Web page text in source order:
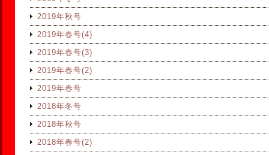
2019年秋号
2019年春号(4)
2019年春号(3)
2019年春号(2)
2019年春号
2018年冬号
2018年秋号
2018年春号(2)